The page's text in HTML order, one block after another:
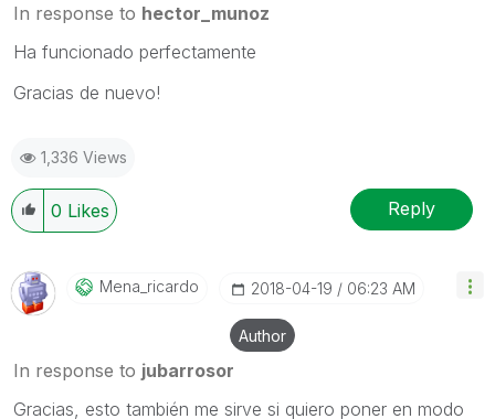
In response to hector_munoz
Ha funcionado perfectamente
Gracias de nuevo!
1,336 Views
0 Likes Reply
Mena_ricardo ‎2018-04-19 06:23 AM
Author
In response to jubarrosor
Gracias, esto también me sirve si quiero poner en modo